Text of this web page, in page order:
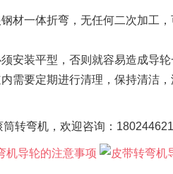
一体折弯，无任何二次加工，
装平型，否则就容易造成导轮
要定期进行清理，保持清洁，
转弯机，欢迎咨询：